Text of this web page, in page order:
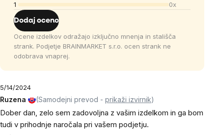
1
0x
Dodaj oceno
Ocene izdelkov odražajo izključno mnenja in stališča
strank. Podjetje BRAINMARKET s.r.o. ocen strank ne
odobrava vnaprej.
5/14/2024
Ruzena (Samodejni prevod - prikaži izvirnik)
Dober dan, zelo sem zadovoljna z vašim izdelkom in ga bom
tudi v prihodnje naročala pri vašem podjetju.